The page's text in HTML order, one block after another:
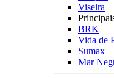
Viseira
BRK
Vida de
Sumax
Mar